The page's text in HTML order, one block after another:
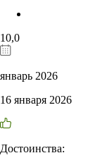
10,0
январь 2026
16 января 2026
Достоинства: